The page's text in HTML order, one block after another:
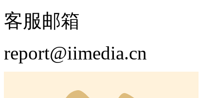
客服邮箱
report@iimedia.cn